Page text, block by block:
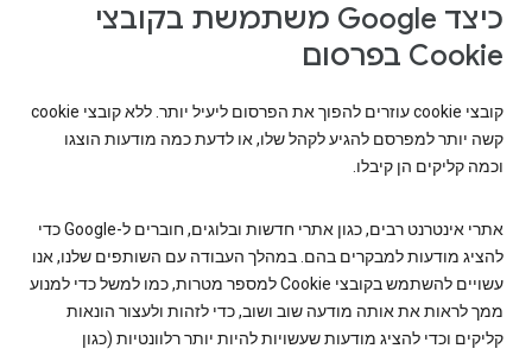
כיצד Google משתמשת בקובצי
Cookie בפרסום
קובצי cookie עוזרים להפוך את הפרסום ליעיל יותר. ללא קובצי cookie
קשה יותר למפרסם להגיע לקהל שלו, או לדעת כמה מודעות הוצגו
וכמה קליקים הן קיבלו.
אתרי אינטרנט רבים, כגון אתרי חדשות ובלוגים, חוברים ל-Google כדי
להציג מודעות למבקרים בהם. במהלך העבודה עם השותפים שלנו, אנו
עשויים להשתמש בקובצי Cookie למספר מטרות, כמו למשל כדי למנוע
ממך לראות את אותה מודעה שוב ושוב, כדי לזהות ולעצור הונאות
קליקים וכדי להציג מודעות שעשויות להיות יותר רלוונטיות (כגון